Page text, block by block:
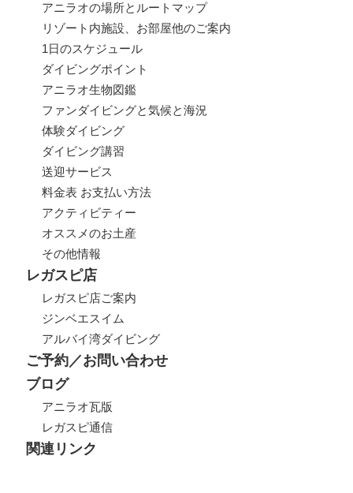
アニラオの場所とルートマップ
リゾート内施設、お部屋他のご案内
1日のスケジュール
ダイビングポイント
アニラオ生物図鑑
ファンダイビングと気候と海況
体験ダイビング
ダイビング講習
送迎サービス
料金表 お支払い方法
アクティビティー
オススメのお土産
その他情報
レガスピ店
レガスピ店ご案内
ジンベエスイム
アルバイ湾ダイビング
ご予約／お問い合わせ
ブログ
アニラオ瓦版
レガスピ通信
関連リンク